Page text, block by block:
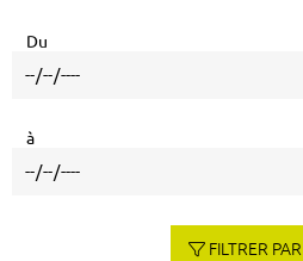
Du
à
FILTRER